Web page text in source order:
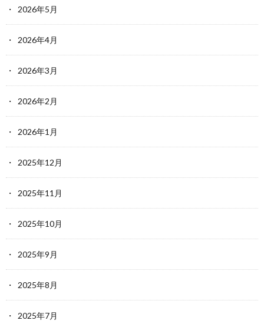
2026年5月
2026年4月
2026年3月
2026年2月
2026年1月
2025年12月
2025年11月
2025年10月
2025年9月
2025年8月
2025年7月